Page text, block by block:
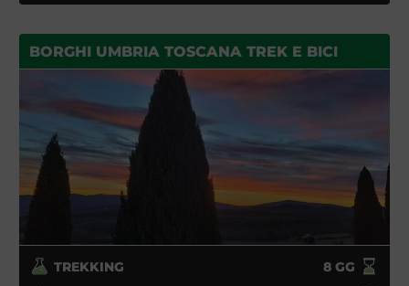
BORGHI UMBRIA TOSCANA TREK E BICI
TREKKING 8GG